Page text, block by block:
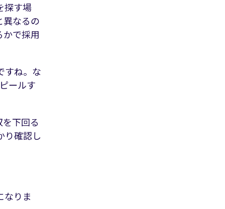
探す場
異なるの
で採用
すね。な
ールす
下回る
り確認し
なりま